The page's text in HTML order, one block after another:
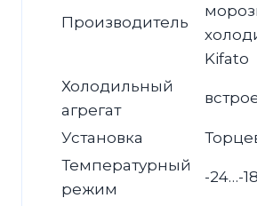
Производитель
Kifato
Холодильный
агрегат
Установка
Температурный
режим
-24…-18